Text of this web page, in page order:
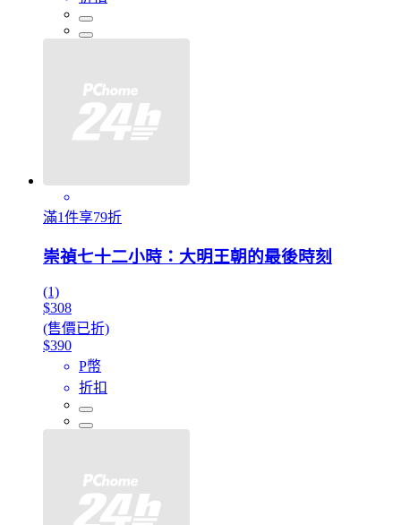
滿1件享79折
崇禎七十二小時：大明王朝的最後時刻
(1)
$308
(售價已折)
$390
P幣
折扣